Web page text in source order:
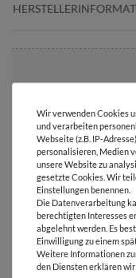
E-
Wir verwenden Cookies
und verarbeiten
Webseite (z.B. IP-
personalisieren, Medien
unsere Website zu
gesetzte Cookies. Wir
Einstellungen benennen.
Die Datenverarbeitung
berechtigten Interesses
abgelehnt werden. Es
Einwilligung zu einem
Weitere Informationen
den Diensten erklären